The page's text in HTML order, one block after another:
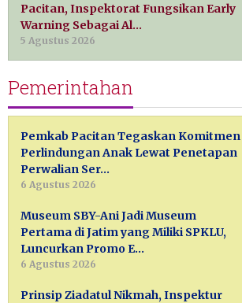
Pacitan, Inspektorat Fungsikan Early
Warning Sebagai Al…
5 Agustus 2026
Pemerintahan
Pemkab Pacitan Tegaskan Komitmen
Perlindungan Anak Lewat Penetapan
Perwalian Ser…
6 Agustus 2026
Museum SBY-Ani Jadi Museum
Pertama di Jatim yang Miliki SPKLU,
Luncurkan Promo E…
6 Agustus 2026
Prinsip Ziadatul Nikmah, Inspektur